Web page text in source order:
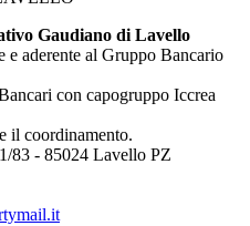
Gaudiano di Lavello
aderente al Gruppo Bancario
con capogruppo Iccrea
il coordinamento.
83 - 85024 Lavello PZ